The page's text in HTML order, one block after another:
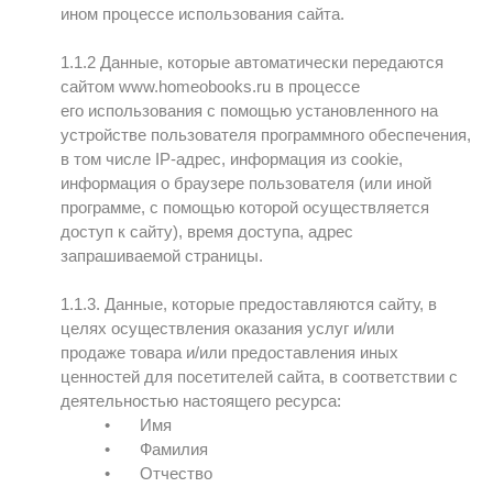
ином процессе использования сайта.
1.1.2 Данные, которые автоматически передаются
сайтом www.homeobooks.ru в процессе
его использования с помощью установленного на
устройстве пользователя программного обеспечения,
в том числе IP-адрес, информация из cookie,
информация о браузере пользователя (или иной
программе, с помощью которой осуществляется
доступ к сайту), время доступа, адрес
запрашиваемой страницы.
1.1.3. Данные, которые предоставляются сайту, в
целях осуществления оказания услуг и/или
продаже товара и/или предоставления иных
ценностей для посетителей сайта, в соответствии с
деятельностью настоящего ресурса:
•
Имя
•
Фамилия
•
Отчество